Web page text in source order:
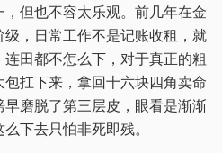
但也不容太乐观。前几年在金
，日常工作不是记账收租，就
田都不怎么下，对于真正的粗
扛下来，拿回十六块四角卖命
磨脱了第三层皮，眼看是渐渐
下去只怕非死即残。